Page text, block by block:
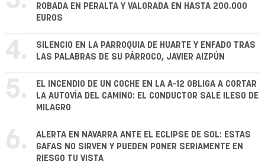
ROBADA EN PERALTA Y VALORADA EN HASTA 200.000
EUROS
4.
SILENCIO EN LA PARROQUIA DE HUARTE Y ENFADO TRAS
LAS PALABRAS DE SU PÁRROCO, JAVIER AIZPÚN
5.
EL INCENDIO DE UN COCHE EN LA A-12 OBLIGA A CORTAR
LA AUTOVÍA DEL CAMINO: EL CONDUCTOR SALE ILESO DE
MILAGRO
6.
ALERTA EN NAVARRA ANTE EL ECLIPSE DE SOL: ESTAS
GAFAS NO SIRVEN Y PUEDEN PONER SERIAMENTE EN
RIESGO TU VISTA